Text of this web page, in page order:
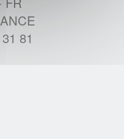
L'ETIQUETAGE
textiles
Voici les
2023: Les
81